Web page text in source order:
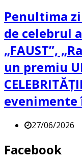
Penultima
de celebrul
„FAUST”,
un premiu
27/06/2026
Facebook